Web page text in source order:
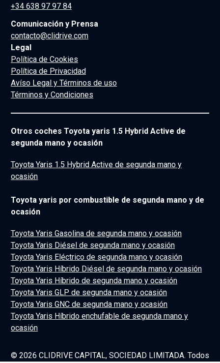
+34 638 97 97 84
Comunicación y Prensa
contacto@clidrive.com
Legal
Política de Cookies
Política de Privacidad
Avíso Legal y Términos de uso
Términos y Condiciones
Otros coches Toyota yaris 1.5 Hybrid Active de
segunda mano y ocasión
Toyota Yaris 1.5 Hybrid Active de segunda mano y
ocasión
Toyota yaris por combustible de segunda mano y de
ocasión
Toyota Yaris Gasolina de segunda mano y ocasión
Toyota Yaris Diésel de segunda mano y ocasión
Toyota Yaris Eléctrico de segunda mano y ocasión
Toyota Yaris Híbrido Diésel de segunda mano y ocasión
Toyota Yaris Híbrido de segunda mano y ocasión
Toyota Yaris GLP de segunda mano y ocasión
Toyota Yaris GNC de segunda mano y ocasión
Toyota Yaris Híbrido enchufable de segunda mano y
ocasión
© 2026 CLIDRIVE CAPITAL, SOCIEDAD LIMITADA. Todos